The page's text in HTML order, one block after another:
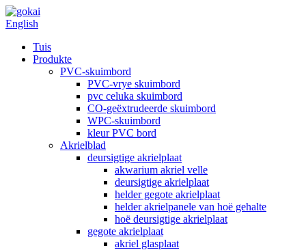
English
Tuis
Produkte
PVC-skuimbord
PVC-vrye skuimbord
pvc celuka skuimbord
CO-geëxtrudeerde skuimbord
WPC-skuimbord
kleur PVC bord
Akrielblad
deursigtige akrielplaat
akwarium akriel velle
deursigtige akrielplaat
helder gegote akrielplaat
helder akrielpanele van hoë gehalte
hoë deursigtige akrielplaat
gegote akrielplaat
akriel glasplaat